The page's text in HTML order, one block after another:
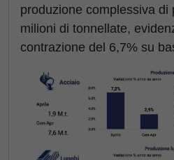
produzione complessiva di
milioni di tonnellate,
contrazione del 6,7% su